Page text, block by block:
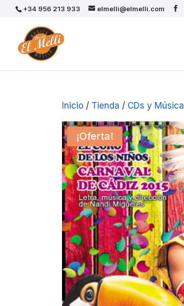
+34 956 213 933 elmelli@elmelli.com
Inicio / Tienda / CDs y Música
¡Oferta!